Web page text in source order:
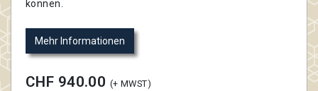
können.
Mehr Informationen
CHF 940.00 (+ MWST)